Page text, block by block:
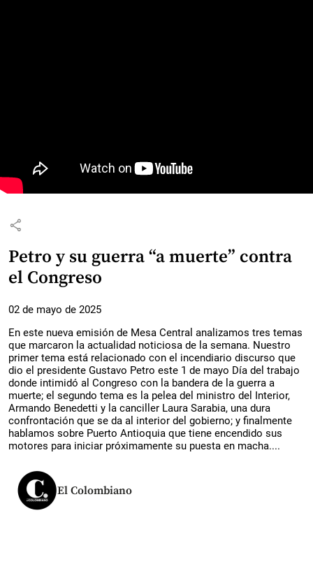
share
Petro y su guerra “a muerte” contra
el Congreso
02 de mayo de 2025
En este nueva emisión de Mesa Central analizamos tres temas
que marcaron la actualidad noticiosa de la semana. Nuestro
primer tema está relacionado con el incendiario discurso que
dio el presidente Gustavo Petro este 1 de mayo Día del trabajo
donde intimidó al Congreso con la bandera de la guerra a
muerte; el segundo tema es la pelea del ministro del Interior,
Armando Benedetti y la canciller Laura Sarabia, una dura
confrontación que se da al interior del gobierno; y finalmente
hablamos sobre Puerto Antioquia que tiene encendido sus
motores para iniciar próximamente su puesta en macha....
El Colombiano